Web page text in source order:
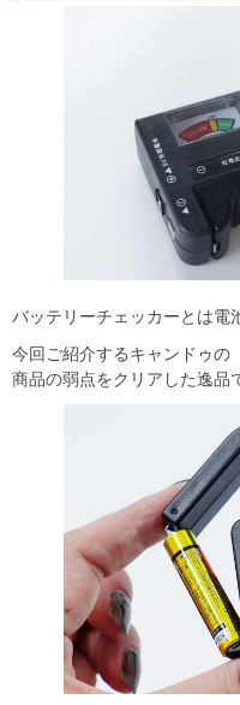
バッテリーチェッカーとは電
今回ご紹介するキャンドゥの
商品の弱点をクリアした逸品